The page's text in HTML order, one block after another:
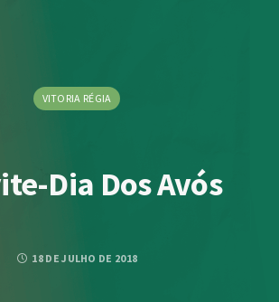
VITORIA RÉGIA
Dia Dos Avós
18 DE JULHO DE 2018